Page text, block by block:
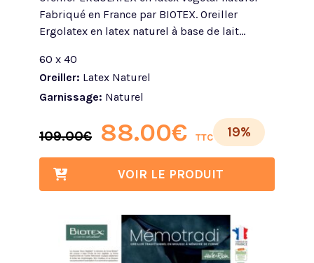
Fabriqué en France par BIOTEX. Oreiller
Ergolatex en latex naturel à base de lait...
60 x 40
Oreiller: Latex Naturel
Garnissage: Naturel
109.00€ 88.00€ TTC 19%
VOIR LE PRODUIT